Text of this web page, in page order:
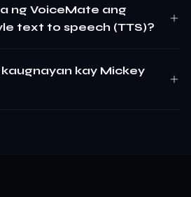
ng VoiceMate ang
text to speech (TTS)?
kay Mickey